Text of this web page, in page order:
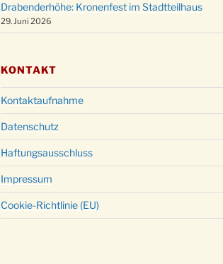
Drabenderhöhe: Kronenfest im Stadtteilhaus
29. Juni 2026
KONTAKT
Kontaktaufnahme
Datenschutz
Haftungsausschluss
Impressum
Cookie-Richtlinie (EU)